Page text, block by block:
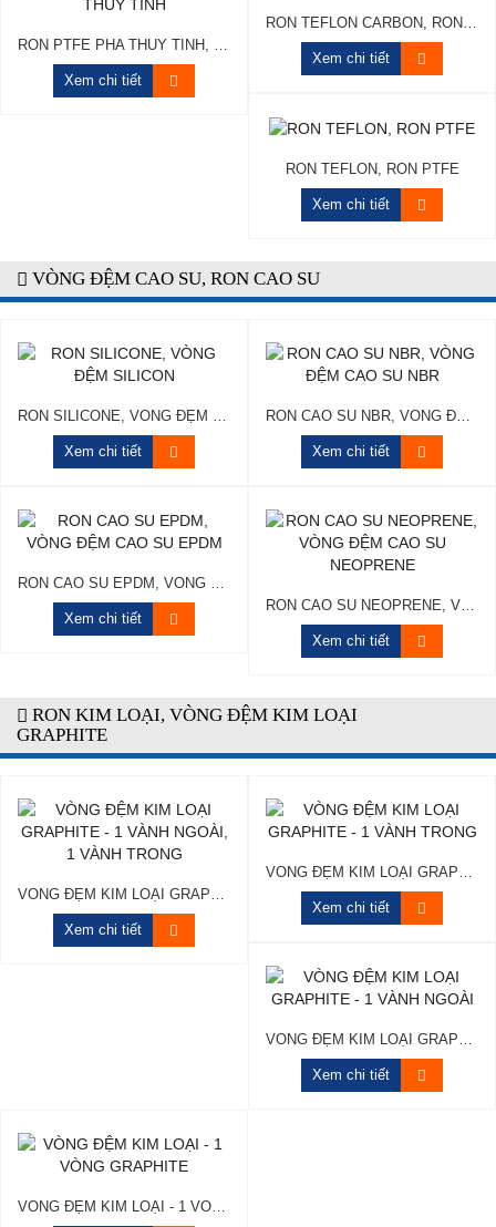
RON PTFE PHA THỦY TINH, RON TEFLON PHA THỦY TINH
Xem chi tiết
RON TEFLON CARBON, RON PTFE CARBON
Xem chi tiết
RON TEFLON, RON PTFE
Xem chi tiết
VÒNG ĐỆM CAO SU, RON CAO SU
RON SILICONE, VÒNG ĐỆM SILICON
Xem chi tiết
RON CAO SU NBR, VÒNG ĐỆM CAO SU NBR
Xem chi tiết
RON CAO SU EPDM, VÒNG ĐỆM CAO SU EPDM
Xem chi tiết
RON CAO SU NEOPRENE, VÒNG ĐỆM CAO SU NEOPRENE
Xem chi tiết
RON KIM LOẠI, VÒNG ĐỆM KIM LOẠI
GRAPHITE
VÒNG ĐỆM KIM LOẠI GRAPHITE - 1 VÀNH NGOÀI, 1 VÀNH TRONG
Xem chi tiết
VÒNG ĐỆM KIM LOẠI GRAPHITE - 1 VÀNH TRONG
Xem chi tiết
VÒNG ĐỆM KIM LOẠI GRAPHITE - 1 VÀNH NGOÀI
Xem chi tiết
VÒNG ĐỆM KIM LOẠI - 1 VÒNG GRAPHITE